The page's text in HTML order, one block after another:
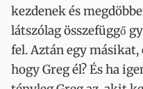
kezdenek és
látszólag összefüggő
fel. Aztán egy másikat,
hogy Greg él? És ha